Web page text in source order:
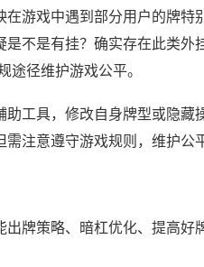
游戏中遇到部分用户的牌特
不是有挂？确实存在此类外
径维护游戏公平。
工具，修改自身牌型或隐藏
注意遵守游戏规则，维护公
牌策略、暗杠优化、提高好